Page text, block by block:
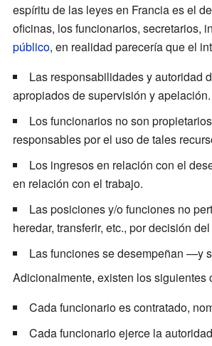
espíritu de las leyes en Francia es el
oficinas, los funcionarios, secretarios,
público, en realidad parecería que el
Las responsabilidades y autoridad
apropiados de supervisión y apelación.
Los funcionarios no son
responsables por el uso de tales
Los ingresos en relación con el
en relación con el trabajo.
Las posiciones y/o funciones no
heredar, transferir, etc., por decisión
Las funciones se desempeñan —y
Adicionalmente, existen los
Cada funcionario es contratado,
Cada funcionario ejerce la